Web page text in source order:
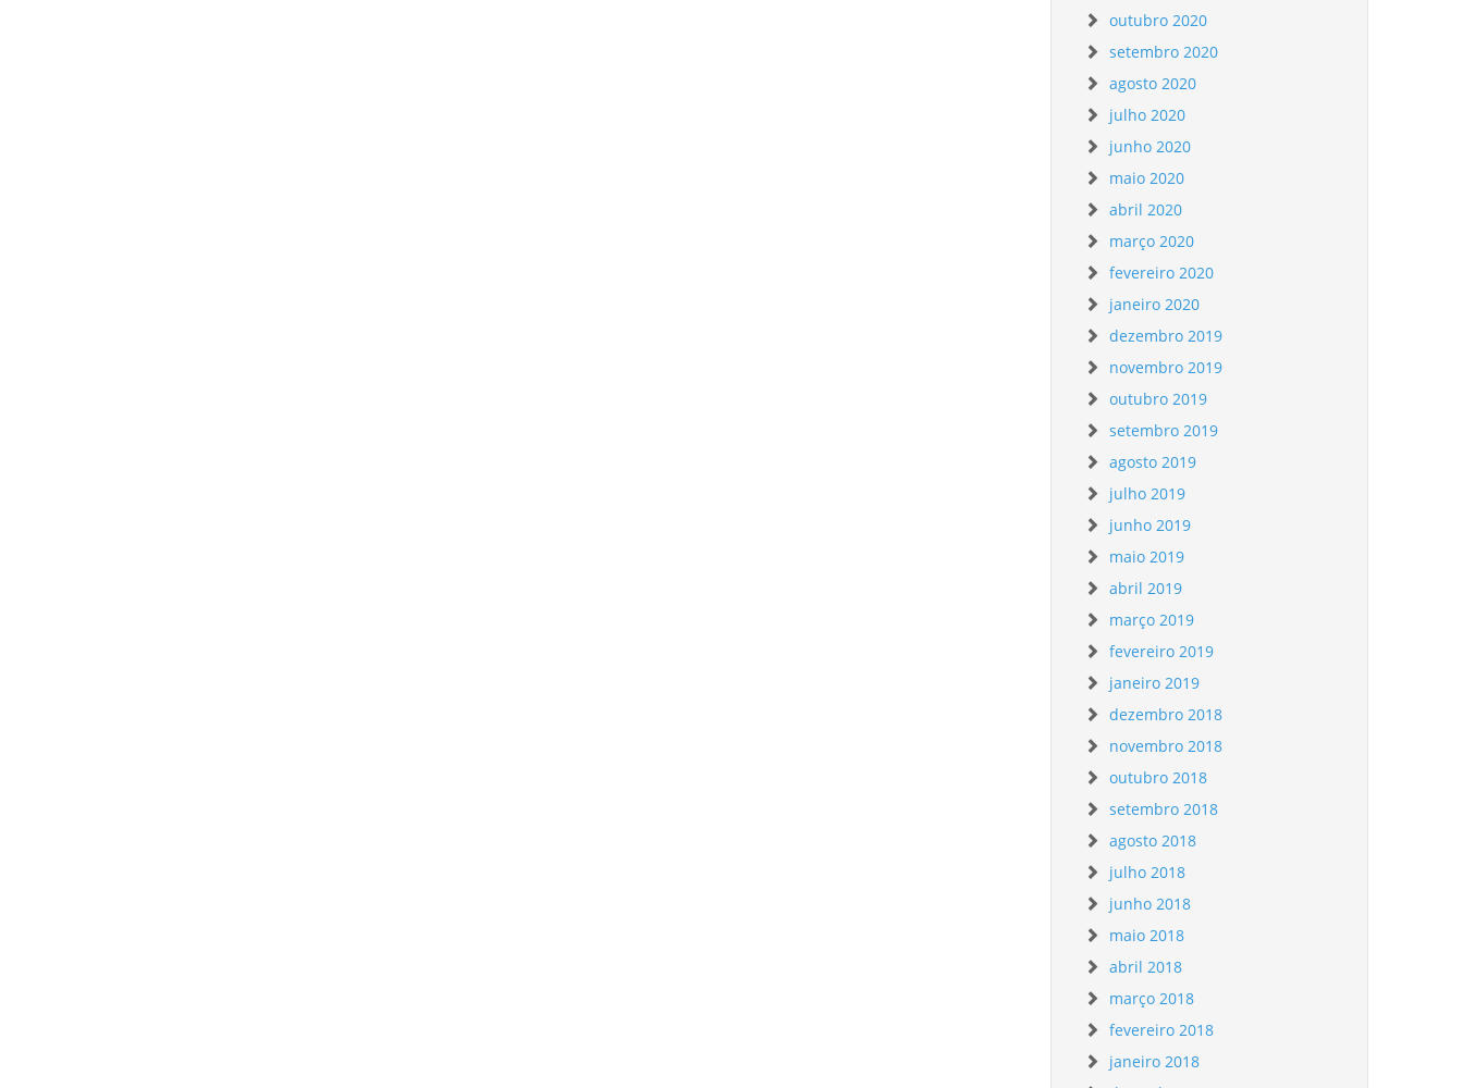
outubro 2020
setembro 2020
agosto 2020
julho 2020
junho 2020
maio 2020
abril 2020
março 2020
fevereiro 2020
janeiro 2020
dezembro 2019
novembro 2019
outubro 2019
setembro 2019
agosto 2019
julho 2019
junho 2019
maio 2019
abril 2019
março 2019
fevereiro 2019
janeiro 2019
dezembro 2018
novembro 2018
outubro 2018
setembro 2018
agosto 2018
julho 2018
junho 2018
maio 2018
abril 2018
março 2018
fevereiro 2018
janeiro 2018